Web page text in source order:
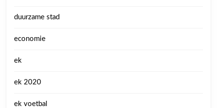
duurzame stad
economie
ek
ek 2020
ek voetbal